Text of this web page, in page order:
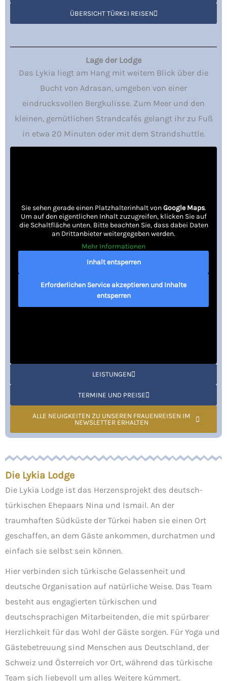
ÜBERSICHT TÜRKEI REISEN
Lage der Lodge
Das Lykia liegt am Hang mit weitem Blick über die
Bucht von Adrasan, umgeben von einer
eindrucksvollen Bergkulisse. Zum Meer und den
kleinen, gemütlichen Strandcafés gelangt ihr zu Fuß
in etwa 20 Minuten oder mit dem Strandshuttle.
Sie sehen gerade einen Platzhalterinhalt vonGoogle Maps.
Um auf den eigentlichen Inhalt zuzugreifen, klicken Sie auf
die Schaltfläche unten. Bitte beachten Sie, dass dabei Daten
an Drittanbieter weitergegeben werden.
Mehr Informationen
Inhalt entsperren
Erforderlichen Service akzeptieren und Inhalte
entsperren
LEISTUNGEN
TERMINE UND PREISE
ALLE NEUIGKEITEN ZU UNSEREN FRAUENREISEN IM
NEWSLETTER ERHALTEN
Die Lykia Lodge
Die Lykia Lodge ist das Herzensprojekt des deutsch-
türkischen Ehepaars Nina und Ismail. An der
traumhaften Südküste der Türkei haben sie einen Ort
geschaffen, an dem Gäste ankommen, durchatmen und
einfach sie selbst sein können.
Hier verbinden sich türkische Gelassenheit und
deutsche Organisation auf natürliche Weise. Das Team
besteht aus engagierten türkischen und
deutschsprachigen Mitarbeitenden, die mit spürbarer
Herzlichkeit für das Wohl der Gäste sorgen. Für Yoga und
Gästebetreuung sind Menschen aus Deutschland, der
Schweiz und Österreich vor Ort, während das türkische
Team sich liebevoll um alles Weitere kümmert.